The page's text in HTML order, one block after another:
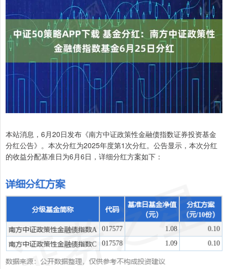
本站消息，6月20日发布《南方中证政策性金融债指数证券投资基金
分红公告》。本次分红为2025年度第1次分红。公告显示，本次分红
的收益分配基准日为6月6日，详细分红方案如下：